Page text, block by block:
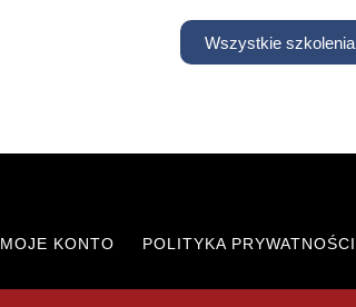
Wszystkie szkolenia
MOJE KONTO POLITYKA PRYWATNOŚCI